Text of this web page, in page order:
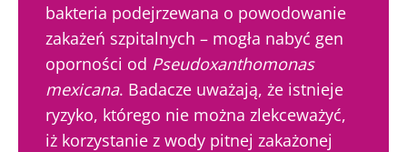
bakteria podejrzewana o powodowanie
zakażeń szpitalnych – mogła nabyć gen
oporności od Pseudoxanthomonas
mexicana. Badacze uważają, że istnieje
ryzyko, którego nie można zlekceważyć,
iż korzystanie z wody pitnej zakażonej